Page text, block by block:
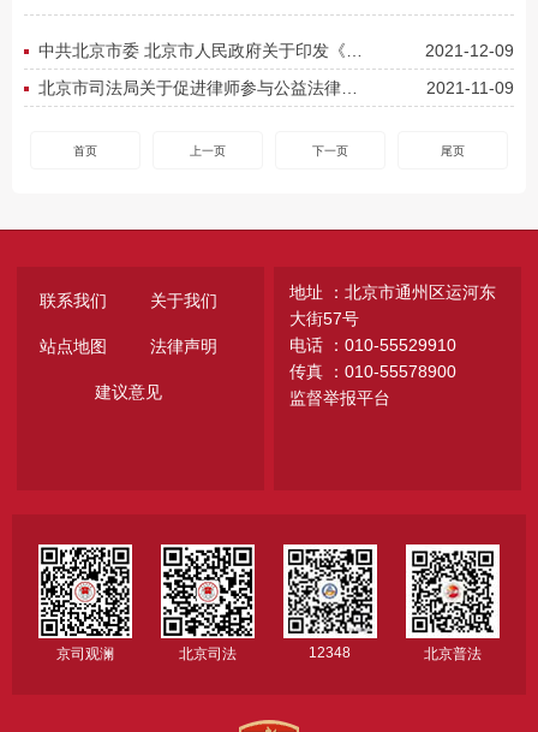
2021-12-09
2021-11-09
首页 上一页 下一页 尾页
联系我们 关于我们
站点地图 法律声明
建议意见
地址 ：北京市通州区运河东
大街57号
电话 ：010-55529910
传真 ：010-55578900
监督举报平台
京司观澜 北京司法 12348 北京普法